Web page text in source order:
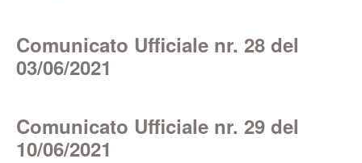
Comunicato Ufficiale nr. 28 del
03/06/2021
Comunicato Ufficiale nr. 29 del
10/06/2021